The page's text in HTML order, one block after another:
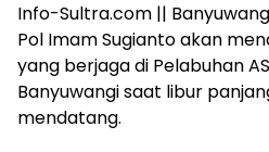
Info-Sultra.com ||
Pol Imam Sugianto akan
yang berjaga di Pelabuhan
Banyuwangi saat libur
mendatang.